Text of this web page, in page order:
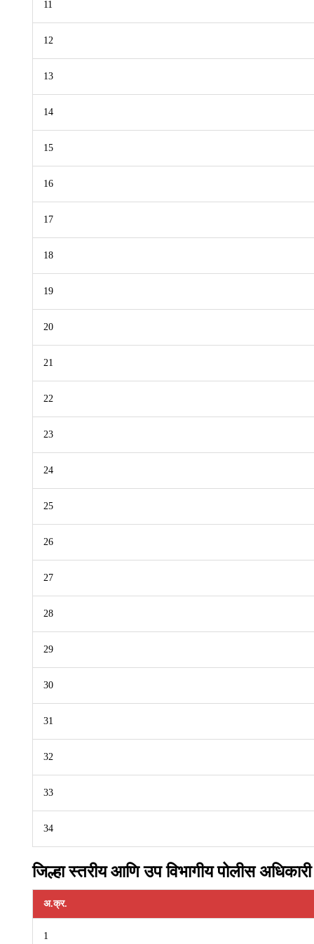
11
12
13
14
15
16
17
18
19
20
21
22
23
24
25
26
27
28
29
30
31
32
33
34
जिल्हा स्तरीय आणि उप विभागीय पोलीस अधिकारी
अ.क्र.
1